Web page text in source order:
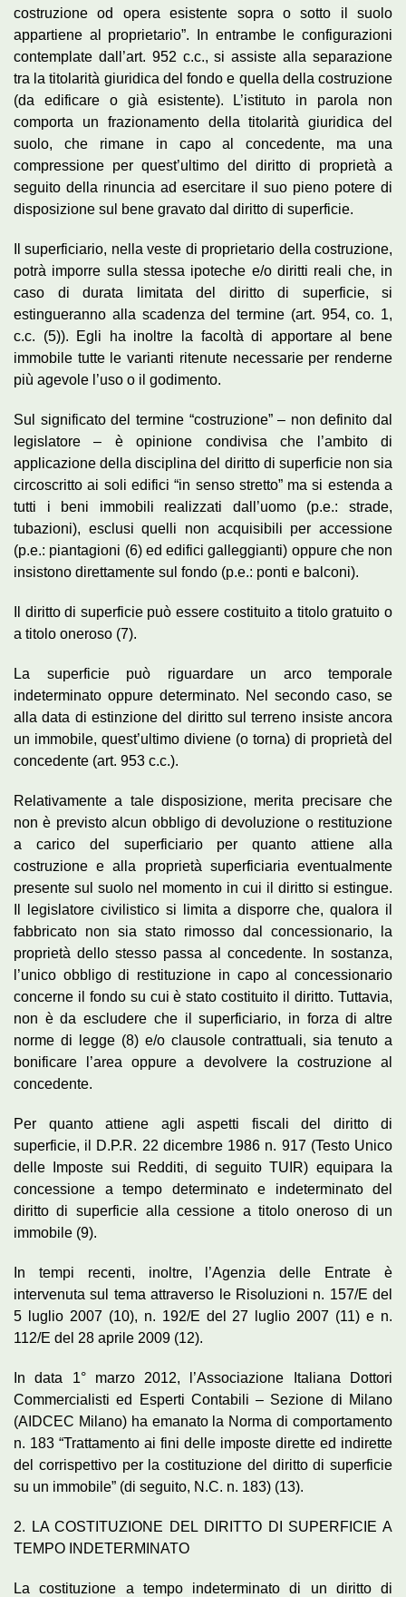
costruzione od opera esistente sopra o sotto il suolo
appartiene al proprietario”. In entrambe le configurazioni
contemplate dall’art. 952 c.c., si assiste alla separazione
tra la titolarità giuridica del fondo e quella della costruzione
(da edificare o già esistente). L’istituto in parola non
comporta un frazionamento della titolarità giuridica del
suolo, che rimane in capo al concedente, ma una
compressione per quest’ultimo del diritto di proprietà a
seguito della rinuncia ad esercitare il suo pieno potere di
disposizione sul bene gravato dal diritto di superficie.
Il superficiario, nella veste di proprietario della costruzione,
potrà imporre sulla stessa ipoteche e/o diritti reali che, in
caso di durata limitata del diritto di superficie, si
estingueranno alla scadenza del termine (art. 954, co. 1,
c.c. (5)). Egli ha inoltre la facoltà di apportare al bene
immobile tutte le varianti ritenute necessarie per renderne
più agevole l’uso o il godimento.
Sul significato del termine “costruzione” – non definito dal
legislatore – è opinione condivisa che l’ambito di
applicazione della disciplina del diritto di superficie non sia
circoscritto ai soli edifici “in senso stretto” ma si estenda a
tutti i beni immobili realizzati dall’uomo (p.e.: strade,
tubazioni), esclusi quelli non acquisibili per accessione
(p.e.: piantagioni (6) ed edifici galleggianti) oppure che non
insistono direttamente sul fondo (p.e.: ponti e balconi).
Il diritto di superficie può essere costituito a titolo gratuito o
a titolo oneroso (7).
La superficie può riguardare un arco temporale
indeterminato oppure determinato. Nel secondo caso, se
alla data di estinzione del diritto sul terreno insiste ancora
un immobile, quest’ultimo diviene (o torna) di proprietà del
concedente (art. 953 c.c.).
Relativamente a tale disposizione, merita precisare che
non è previsto alcun obbligo di devoluzione o restituzione
a carico del superficiario per quanto attiene alla
costruzione e alla proprietà superficiaria eventualmente
presente sul suolo nel momento in cui il diritto si estingue.
Il legislatore civilistico si limita a disporre che, qualora il
fabbricato non sia stato rimosso dal concessionario, la
proprietà dello stesso passa al concedente. In sostanza,
l’unico obbligo di restituzione in capo al concessionario
concerne il fondo su cui è stato costituito il diritto. Tuttavia,
non è da escludere che il superficiario, in forza di altre
norme di legge (8) e/o clausole contrattuali, sia tenuto a
bonificare l’area oppure a devolvere la costruzione al
concedente.
Per quanto attiene agli aspetti fiscali del diritto di
superficie, il D.P.R. 22 dicembre 1986 n. 917 (Testo Unico
delle Imposte sui Redditi, di seguito TUIR) equipara la
concessione a tempo determinato e indeterminato del
diritto di superficie alla cessione a titolo oneroso di un
immobile (9).
In tempi recenti, inoltre, l’Agenzia delle Entrate è
intervenuta sul tema attraverso le Risoluzioni n. 157/E del
5 luglio 2007 (10), n. 192/E del 27 luglio 2007 (11) e n.
112/E del 28 aprile 2009 (12).
In data 1° marzo 2012, l’Associazione Italiana Dottori
Commercialisti ed Esperti Contabili – Sezione di Milano
(AIDCEC Milano) ha emanato la Norma di comportamento
n. 183 “Trattamento ai fini delle imposte dirette ed indirette
del corrispettivo per la costituzione del diritto di superficie
su un immobile” (di seguito, N.C. n. 183) (13).
2. LA COSTITUZIONE DEL DIRITTO DI SUPERFICIE A
TEMPO INDETERMINATO
La costituzione a tempo indeterminato di un diritto di